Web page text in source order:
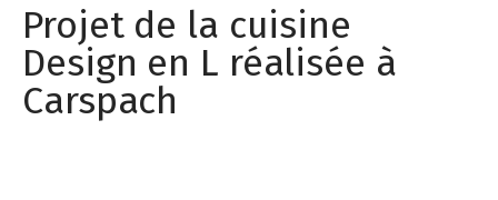
Projet de la cuisine
Design en L réalisée à
Carspach